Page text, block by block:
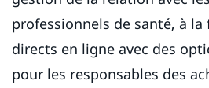
professionnels de santé, à
directs en ligne avec des
pour les responsables des